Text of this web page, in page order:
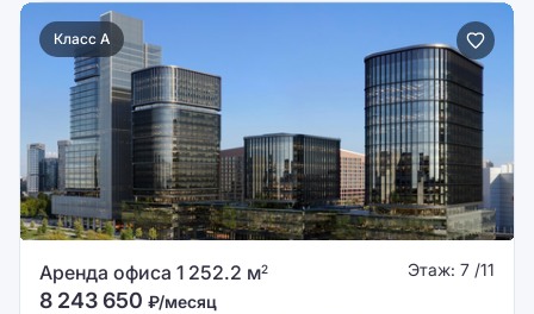
Класс A
Аренда офиса 1 252.2 м2 Этаж: 7 /11
8 243 650 ₽/месяц